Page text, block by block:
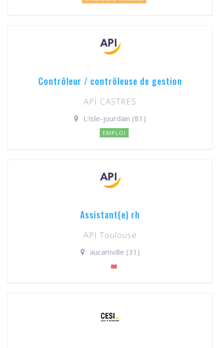
Contrôleur / contrôleuse de gestion
API CASTRES
L'isle-jourdain (81)
EMPLOI
Assistant(e) rh
API Toulouse
aucamville (31)